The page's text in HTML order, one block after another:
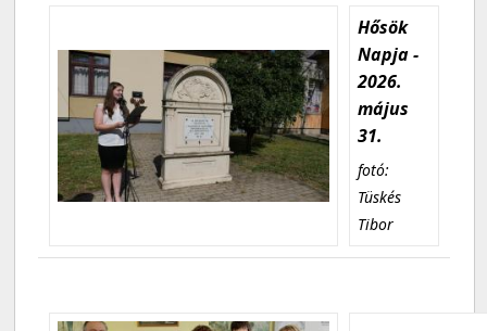
Hősök
Napja -
2026.
május
31.
fotó:
Tüskés
Tibor